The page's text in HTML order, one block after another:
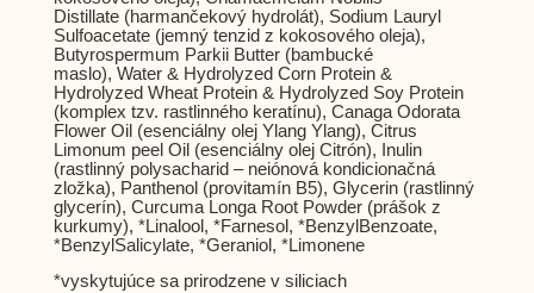
Distillate (harmančekový hydrolát), Sodium Lauryl
Sulfoacetate (jemný tenzid z kokosového oleja),
Butyrospermum Parkii Butter (bambucké
maslo), Water & Hydrolyzed Corn Protein &
Hydrolyzed Wheat Protein & Hydrolyzed Soy Protein
(komplex tzv. rastlinného keratínu), Canaga Odorata
Flower Oil (esenciálny olej Ylang Ylang), Citrus
Limonum peel Oil (esenciálny olej Citrón), Inulin
(rastlinný polysacharid – neiónová kondicionačná
zložka), Panthenol (provitamín B5), Glycerin (rastlinný
glycerín), Curcuma Longa Root Powder (prášok z
kurkumy), *Linalool, *Farnesol, *BenzylBenzoate,
*BenzylSalicylate, *Geraniol, *Limonene
*vyskytujúce sa prirodzene v siliciach